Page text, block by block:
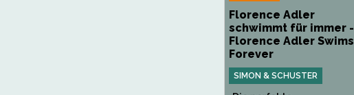
Florence Adler
schwimmt für immer -
Florence Adler Swims
Forever
SIMON & SCHUSTER